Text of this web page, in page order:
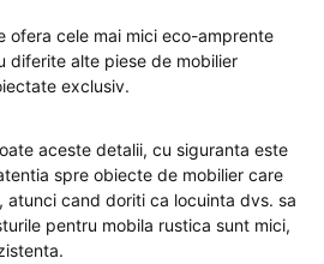
ofera cele mai mici eco-amprente
diferite alte piese de mobilier
exclusiv.
aceste detalii, cu siguranta este
spre obiecte de mobilier care
cand doriti ca locuinta dvs. sa
pentru mobila rustica sunt mici,